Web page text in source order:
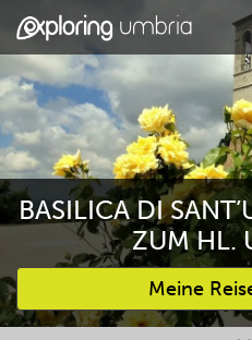
BASILICA DI
ZUM HL.
Meine